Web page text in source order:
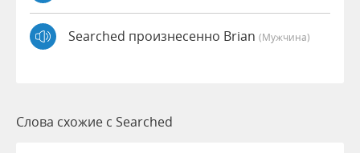
Searched произнесенно Brian (мужчина)
Слова схожие с Searched